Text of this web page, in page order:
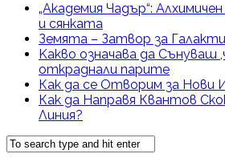
„Академия Чадър“:
и сянката
Земята – Затвор за
Kакво означава да Сънуваш
откраднали парите
Как да се Отворим за Нови
Как да Направя Квантов
Линия?